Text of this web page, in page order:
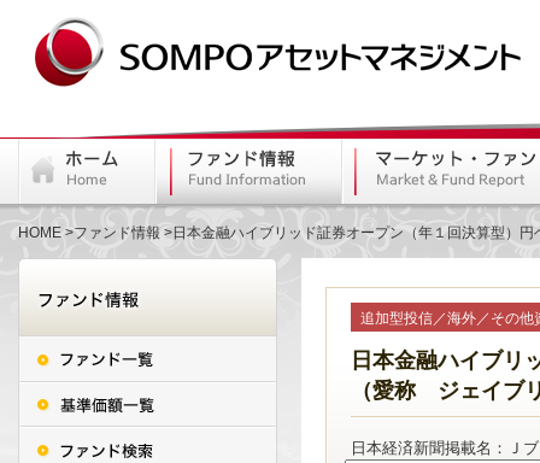
HOME ファンド情報 日本金融ハイブリッド証券オープン（年１回決算型）
追加型投信／海外／その
日本金融ハイブリ
（愛称 ジェイブ
日本経済新聞掲載名：Ｊ